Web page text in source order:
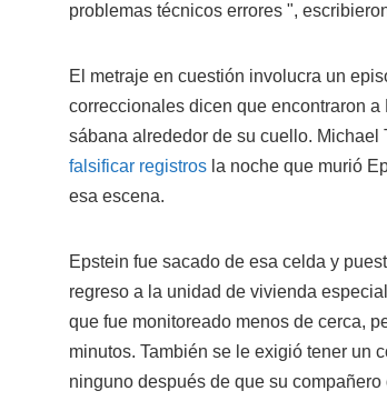
problemas técnicos errores ",
El metraje en cuestión involucra un
correccionales dicen que encontraron
sábana alrededor de su cuello.
falsificar registros la noche que murió
esa escena.
Epstein fue sacado de esa celda y
regreso a la unidad de vivienda
que fue monitoreado menos de cerca,
minutos. También se le exigió tener un
ninguno después de que su